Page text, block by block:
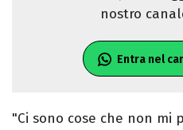
nostro
Entra nel
"Ci sono cose che non mi